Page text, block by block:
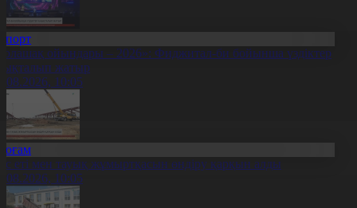
ойындары – 2026»: Фиджитал-би бойынша үздіктер
жатыр
10:05
еті мен тауық жұмыртқасын өндіру қарқын алды
10:05